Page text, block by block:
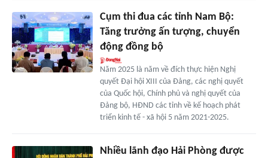
Cụm thi đua các tỉnh Nam Bộ:
Tăng trưởng ấn tượng, chuyển
động đồng bộ
Năm 2025 là năm về đích thực hiện Nghị
quyết Đại hội XIII của Đảng, các nghị quyết
của Quốc hội, Chính phủ và nghị quyết của
Đảng bộ, HĐND các tỉnh về kế hoạch phát
triển kinh tế - xã hội 5 năm 2021-2025.
Nhiều lãnh đạo Hải Phòng được